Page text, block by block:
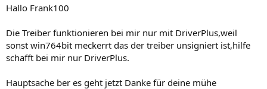
Hallo Frank100
Die Treiber funktionieren bei mir nur mit DriverPlus,weil
sonst win764bit meckerrt das der treiber unsigniert ist,hilfe
schafft bei mir nur DriverPlus.
Hauptsache ber es geht jetzt Danke für deine mühe